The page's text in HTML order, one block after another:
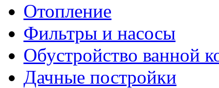
Отопление
Фильтры и насосы
Обустройство ванной
Дачные постройки